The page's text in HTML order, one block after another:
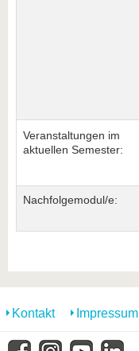
Veranstaltungen im
aktuellen Semester:
Nachfolgemodul/e:
Kontakt Impressum